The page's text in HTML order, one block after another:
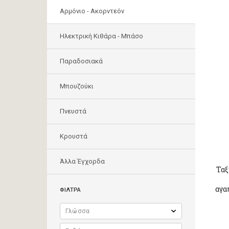
Αρμόνιο - Ακορντεόν
Ηλεκτρική Κιθάρα - Μπάσο
Παραδοσιακά
Μπουζούκι
Πνευστά
Κρουστά
Άλλα Έγχορδα
ΦΙΛΤΡΑ